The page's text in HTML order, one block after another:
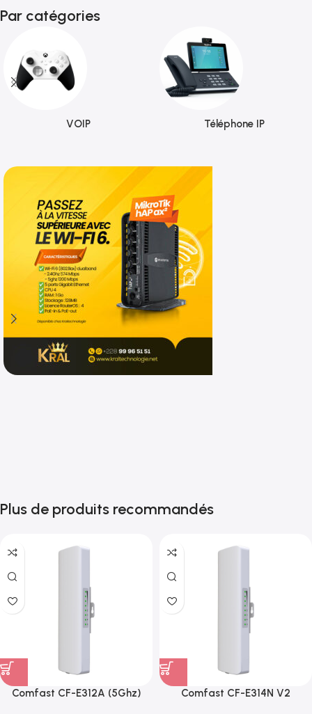
Par catégories
VOIP Téléphone IP
Plus de produits recommandés
Comfast CF-E312A (5Ghz) Comfast CF-E314N V2